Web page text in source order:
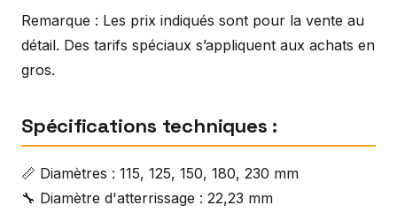
Remarque : Les prix indiqués sont pour la vente au
détail. Des tarifs spéciaux s’appliquent aux achats en
gros.
Spécifications techniques :
📏 Diamètres : 115, 125, 150, 180, 230 mm
🔧 Diamètre d'atterrissage : 22,23 mm